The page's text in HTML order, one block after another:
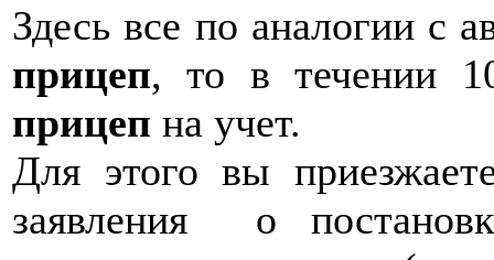
Здесь все по аналогии с
прицеп, то в течении
прицеп на учет.
Для этого вы
заявления о